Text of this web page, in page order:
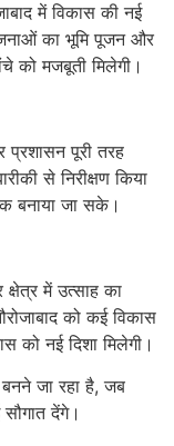
में विकास की नई
का भूमि पूजन और
को मजबूती मिलेगी।
पूरी तरह
से निरीक्षण किया
बनाया जा सके।
में उत्साह का
को कई विकास
को नई दिशा मिलेगी।
बनने जा रहा है, जब
देंगे।